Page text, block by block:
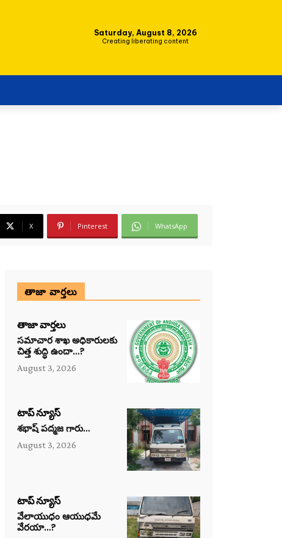
Saturday, August 8, 2026
Creating liberating content
X Pinterest WhatsApp
తాజా వార్తలు
తాజా వార్తలు
సమాచార శాఖ అధికారులకు
చిత్త శుద్ధి ఉందా…?
August 3, 2026
టాప్ న్యూస్
శభాష్ పద్మజ గారు…
August 3, 2026
టాప్ న్యూస్
వేలాయుధం ఆయుధమే
వేరయా…?